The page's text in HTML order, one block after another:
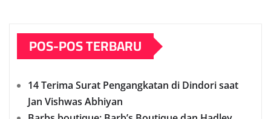
POS-POS TERBARU
14 Terima Surat Pengangkatan di Dindori saat
Jan Vishwas Abhiyan